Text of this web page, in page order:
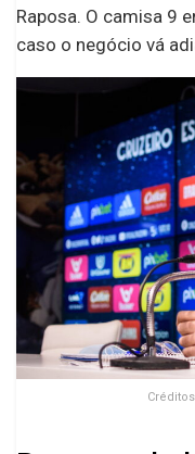
Raposa. O camisa 9
caso o negócio vá